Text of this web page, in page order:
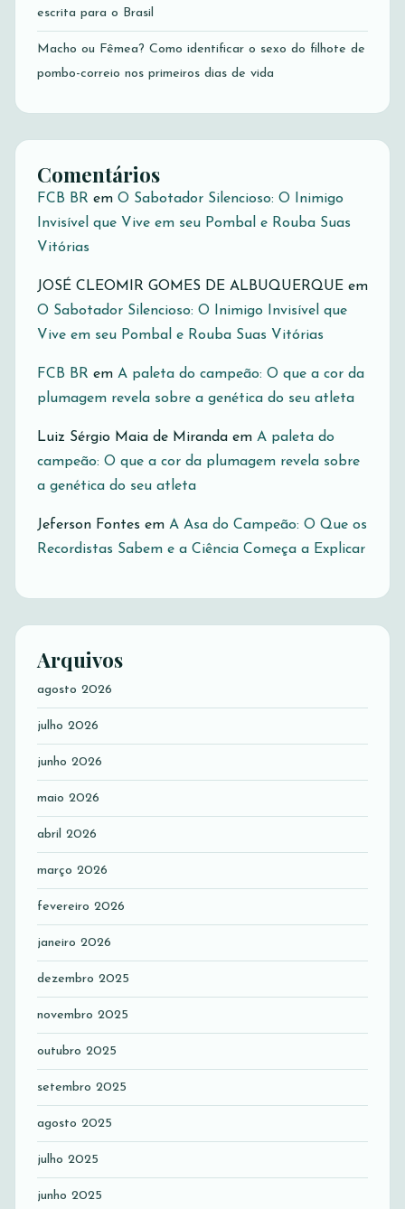
escrita para o Brasil
Macho ou Fêmea? Como identificar o sexo do filhote de
pombo-correio nos primeiros dias de vida
Comentários
FCB BR em O Sabotador Silencioso: O Inimigo
Invisível que Vive em seu Pombal e Rouba Suas
Vitórias
JOSÉ CLEOMIR GOMES DE ALBUQUERQUE em
O Sabotador Silencioso: O Inimigo Invisível que
Vive em seu Pombal e Rouba Suas Vitórias
FCB BR em A paleta do campeão: O que a cor da
plumagem revela sobre a genética do seu atleta
Luiz Sérgio Maia de Miranda em A paleta do
campeão: O que a cor da plumagem revela sobre
a genética do seu atleta
Jeferson Fontes em A Asa do Campeão: O Que os
Recordistas Sabem e a Ciência Começa a Explicar
Arquivos
agosto 2026
julho 2026
junho 2026
maio 2026
abril 2026
março 2026
fevereiro 2026
janeiro 2026
dezembro 2025
novembro 2025
outubro 2025
setembro 2025
agosto 2025
julho 2025
junho 2025